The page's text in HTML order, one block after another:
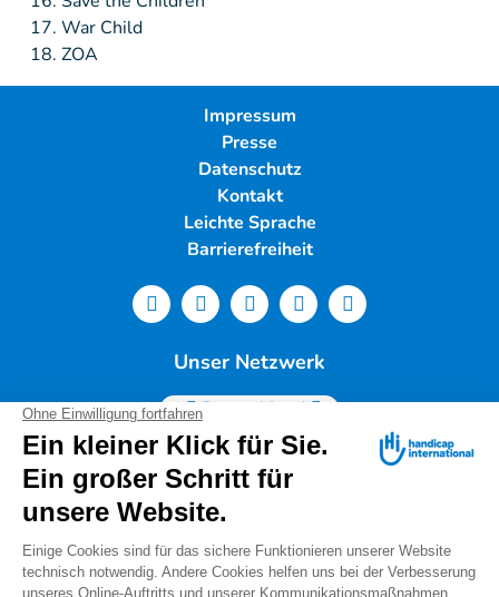
War Child
ZOA
Impressum
Presse
Datenschutz
Kontakt
Leichte Sprache
Barrierefreiheit
Unser Netzwerk
Deutschland
Handicap International e.V. | Lindwurmstr. 101 | 80337
München |
Tel.: 089/54 76 06 0 |
Spendenservice: Tel.: 089/54 76 06 17 (Mo-Do 9:00 –